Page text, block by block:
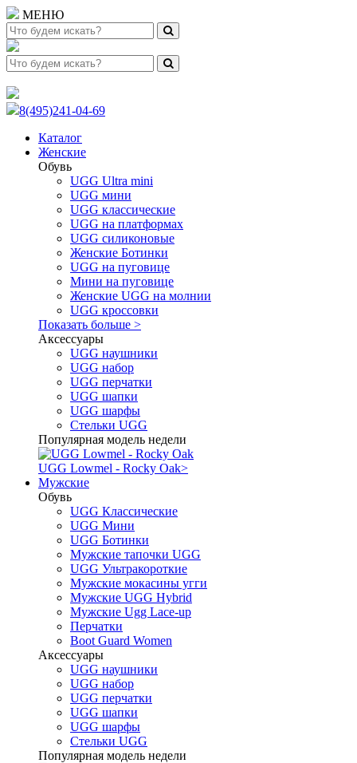
МЕНЮ
8(495)241-04-69
Каталог
Женские
Обувь
UGG Ultra mini
UGG мини
UGG классические
UGG на платформах
UGG силиконовые
Женские Ботинки
UGG на пуговице
Мини на пуговице
Женские UGG на молнии
UGG кроссовки
Показать больше >
Аксессуары
UGG наушники
UGG набор
UGG перчатки
UGG шапки
UGG шарфы
Стельки UGG
Популярная модель недели
UGG Lowmel - Rocky Oak>
Мужские
Обувь
UGG Классические
UGG Мини
UGG Ботинки
Мужские тапочки UGG
UGG Ультракороткие
Мужские мокасины угги
Мужские UGG Hybrid
Мужские Ugg Lace-up
Перчатки
Boot Guard Women
Аксессуары
UGG наушники
UGG набор
UGG перчатки
UGG шапки
UGG шарфы
Стельки UGG
Популярная модель недели